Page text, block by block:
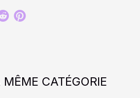
CATÉGORIE